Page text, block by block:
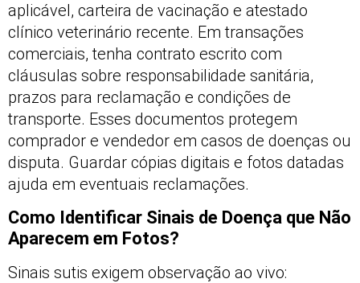
aplicável, carteira de vacinação e atestado
clínico veterinário recente. Em transações
comerciais, tenha contrato escrito com
cláusulas sobre responsabilidade sanitária,
prazos para reclamação e condições de
transporte. Esses documentos protegem
comprador e vendedor em casos de doenças ou
disputa. Guardar cópias digitais e fotos datadas
ajuda em eventuais reclamações.
Como Identificar Sinais de Doença que Não
Aparecem em Fotos?
Sinais sutis exigem observação ao vivo: